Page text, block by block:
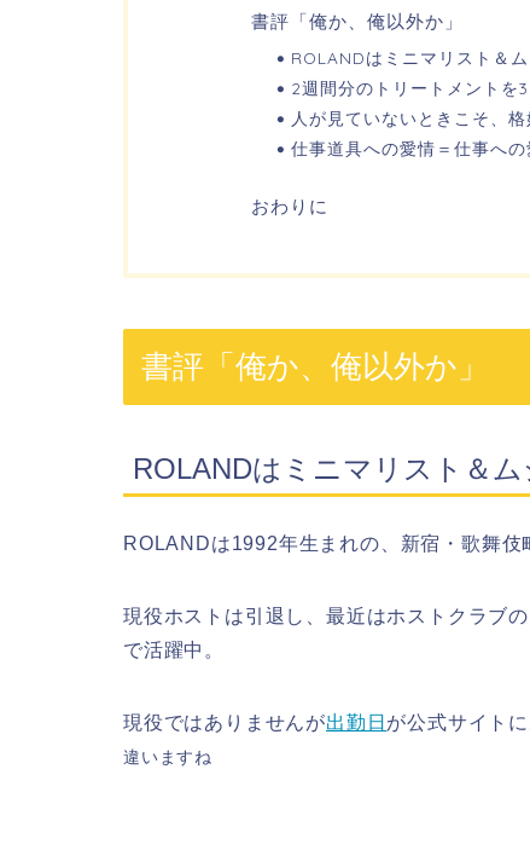
書評「俺か、俺以外か」
ROLANDはミニマリスト＆
2週間分のトリートメントを
人が見ていないときこそ、格
仕事道具への愛情＝仕事への
おわりに
書評「俺か、俺以外か」
ROLANDはミニマリスト＆ム
ROLANDは1992年生まれの、新宿・歌舞伎
現役ホストは引退し、最近はホストクラブ
で活躍中。
現役ではありませんが出勤日 が公式サイト
違いますね